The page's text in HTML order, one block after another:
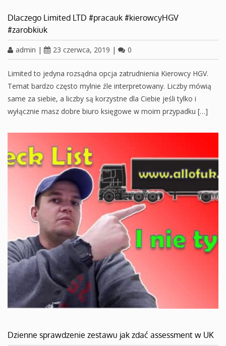
Dlaczego Limited LTD #pracauk #kierowcyHGV
#zarobkiuk
admin | 23 czerwca, 2019 | 0
Limited to jedyna rozsądna opcja zatrudnienia Kierowcy HGV.
Temat bardzo często mylnie źle interpretowany. Liczby mówią
same za siebie, a liczby są korzystne dla Ciebie jeśli tylko i
wyłącznie masz dobre biuro księgowe w moim przypadku […]
Dzienne sprawdzenie zestawu jak zdać assessment w UK